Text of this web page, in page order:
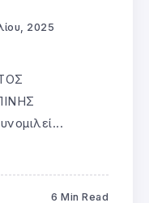
2025
6 Min Read